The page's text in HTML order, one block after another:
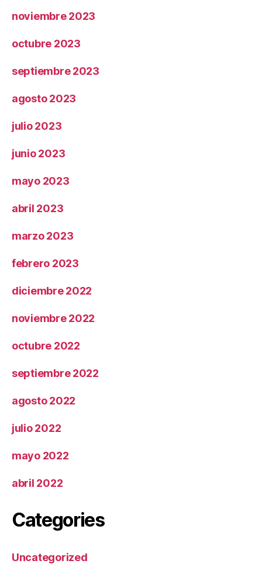
noviembre 2023
octubre 2023
septiembre 2023
agosto 2023
julio 2023
junio 2023
mayo 2023
abril 2023
marzo 2023
febrero 2023
diciembre 2022
noviembre 2022
octubre 2022
septiembre 2022
agosto 2022
julio 2022
mayo 2022
abril 2022
Categories
Uncategorized